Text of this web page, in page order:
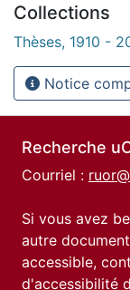
Collections
Thèses, 1910 -
Notice
Recherche
Courriel :
Si vous avez
autre
accessible,
d'accessibilité